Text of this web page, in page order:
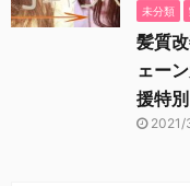
未分類
髪質
ェー
援特
2021/